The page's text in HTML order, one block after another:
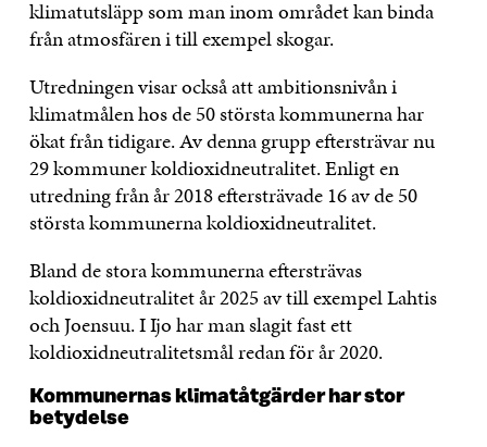
klimatutsläpp som man inom området kan binda
från atmosfären i till exempel skogar.
Utredningen visar också att ambitionsnivån i
klimatmålen hos de 50 största kommunerna har
ökat från tidigare. Av denna grupp eftersträvar nu
29 kommuner koldioxidneutralitet. Enligt en
utredning från år 2018 eftersträvade 16 av de 50
största kommunerna koldioxidneutralitet.
Bland de stora kommunerna eftersträvas
koldioxidneutralitet år 2025 av till exempel Lahtis
och Joensuu. I Ijo har man slagit fast ett
koldioxidneutralitetsmål redan för år 2020.
Kommunernas klimatåtgärder har stor
betydelse